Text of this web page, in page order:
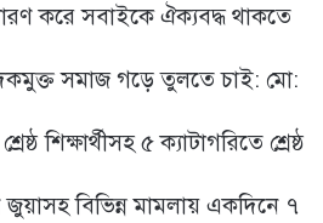
করে সবাইকে ঐক্যবদ্ধ থাকতে
সমাজ গড়ে তুলতে চাই: মো:
শিক্ষার্থীসহ ৫ ক্যাটাগরিতে শ্রেষ্ঠ
বিভিন্ন মামলায় একদিনে ৭